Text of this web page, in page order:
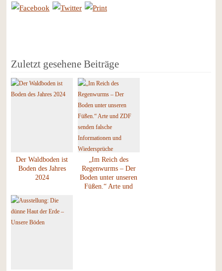
Zuletzt gesehene Beiträge
Der Waldboden ist
Boden des Jahres
2024
„Im Reich des
Regenwurms – Der
Boden unter unseren
Füßen.“ Arte und